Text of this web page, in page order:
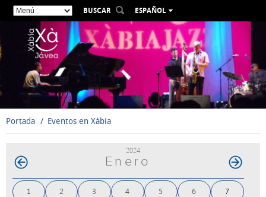
BUSCAR
ESPAÑOL
VALENCIÀ
ENGLISH
DEUTSCH
РУССКИЙ
Portada Eventos en Xàbia
2024
Enero
1 2 3 4 5 6 7